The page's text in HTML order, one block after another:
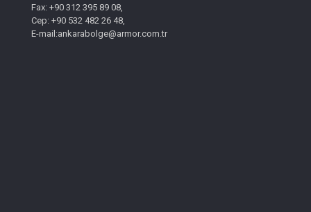
Fax: +90 312 395 89 08,
Cep: +90 532 482 26 48,
E-mail:ankarabolge@armor.com.tr